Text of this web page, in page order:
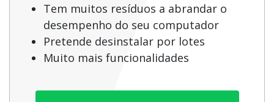
Tem muitos resíduos a abrandar o
desempenho do seu computador
Pretende desinstalar por lotes
Muito mais funcionalidades